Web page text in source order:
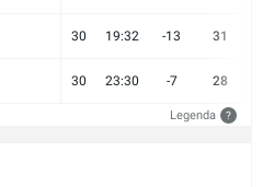
30 19:32 -13 31
30 23:30 -7 28
Legenda ?